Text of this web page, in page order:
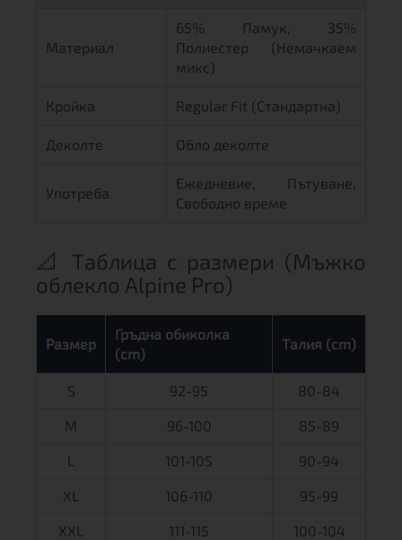
Материал
65% Памук, 35%
Полиестер (Немачкаем
микс)
Кройка Regular Fit (Стандартна)
Деколте Обло деколте
Употреба
Ежедневие, Пътуване,
Свободно време
📐 Таблица с размери (Мъжко
облекло Alpine Pro)
Размер
Гръдна обиколка
(cm)
Талия (cm)
S 92-95 80-84
M 96-100 85-89
L 101-105 90-94
XL 106-110 95-99
XXL 111-115 100-104